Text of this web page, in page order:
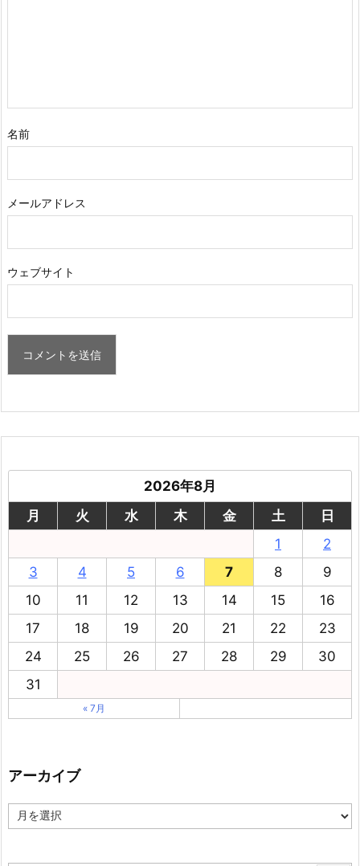
名前
メールアドレス
ウェブサイト
2026年8月
月
火 水 木 金 土
日
1
2
3
4 5 6 7 8
9
10
11 12 13 14 15
16
17
18 19 20 21 22
23
24
25 26 27 28 29
30
31
« 7月
アーカイブ
ー